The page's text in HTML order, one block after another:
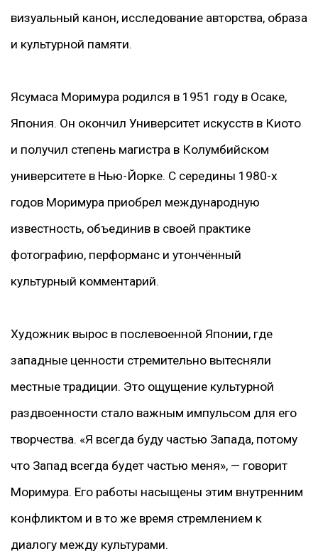
визуальный канон, исследование авторства, образа
и культурной памяти.
Ясумаса Моримура родился в 1951 году в Осаке,
Япония. Он окончил Университет искусств в Киото
и получил степень магистра в Колумбийском
университете в Нью-Йорке. С середины 1980-х
годов Моримура приобрел международную
известность, объединив в своей практике
фотографию, перформанс и утончённый
культурный комментарий.
Художник вырос в послевоенной Японии, где
западные ценности стремительно вытесняли
местные традиции. Это ощущение культурной
раздвоенности стало важным импульсом для его
творчества. «Я всегда буду частью Запада, потому
что Запад всегда будет частью меня», — говорит
Моримура. Его работы насыщены этим внутренним
конфликтом и в то же время стремлением к
диалогу между культурами.